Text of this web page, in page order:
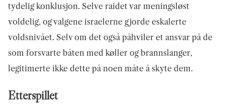
tydelig konklusjon. Selve raidet var meningsløst
voldelig, og valgene israelerne gjorde eskalerte
voldsnivået. Selv om det også påhviler et ansvar på de
som forsvarte båten med køller og brannslanger,
legitimerte ikke dette på noen måte å skyte dem.
Etterspillet